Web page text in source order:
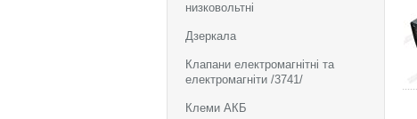
низковольтні
Дзеркала
Клапани електромагнітні та
електромагніти /3741/
Клеми АКБ